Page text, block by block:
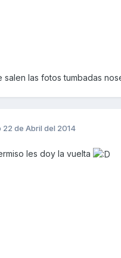
salen las fotos tumbadas
22 de Abril del 2014
les doy la vuelta